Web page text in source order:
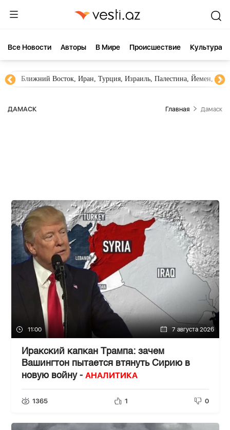
Все Новости Aвторы В Мире Происшествие Культура
Иран, Турция, Израиль, Палестина, Йемен, ХАМАС, Сирия, Ирак,
ДАМАСК Главная Дамаск
11:00 7 августа 2026
Иракский капкан Трампа: зачем
Вашингтон пытается втянуть Сирию в
новую войну - АНАЛИТИКА
1365 1 0